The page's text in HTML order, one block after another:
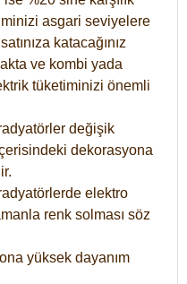
asgari seviyelere
katacağınız
ve kombi yada
tüketiminizi önemli
değişik
dekorasyona
elektro
renk solması söz
yüksek dayanım